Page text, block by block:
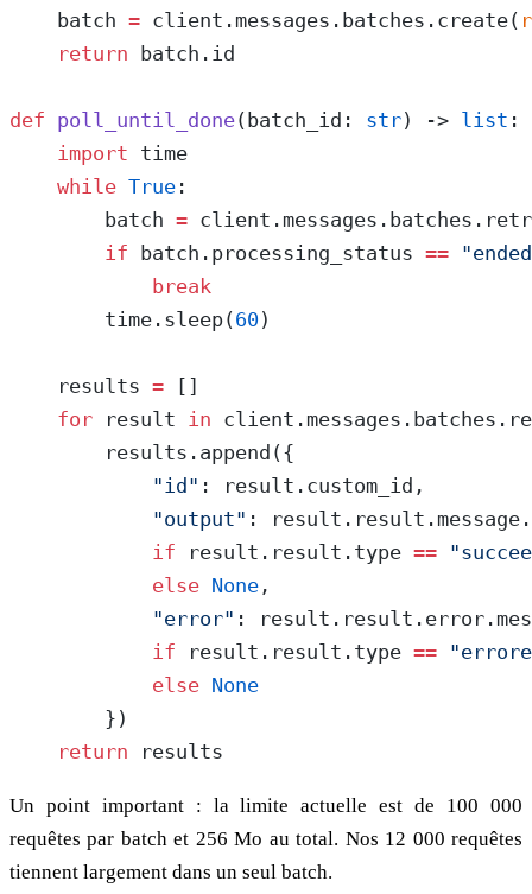
    batch
= client.messages.batches.create(
    return
batch.id
def poll_until_done(batch_id: str) -> list :
    import
time
    while
True :
        batch
=
        if
batch.processing_status ==
            break
        time.sleep(
60)
    results
= []
    for
result in
        results.append({
            "id"
: result.custom_id,
            "output"
:
            if
result.result.type ==
            else
None ,
            "error"
:
            if
result.result.type ==
            else
None
        })
    return
results
Un point important : la limite actuelle est de 100 000
requêtes par batch et 256 Mo au total. Nos 12 000 requêtes
tiennent largement dans un seul batch.